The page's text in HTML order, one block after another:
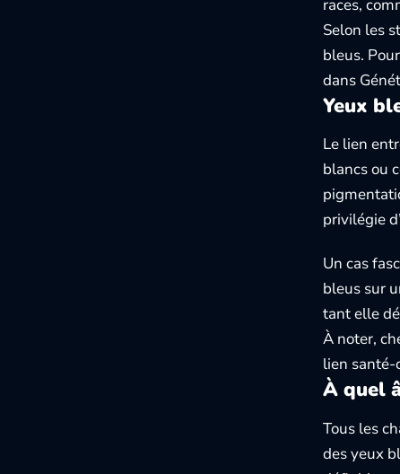
races,
Selon les
bleus.
dans
Yeux
Le lien
blancs ou
privilégie
Un cas
bleus sur
tant elle
À noter,
lien santé-
À quel
Tous les
des yeux